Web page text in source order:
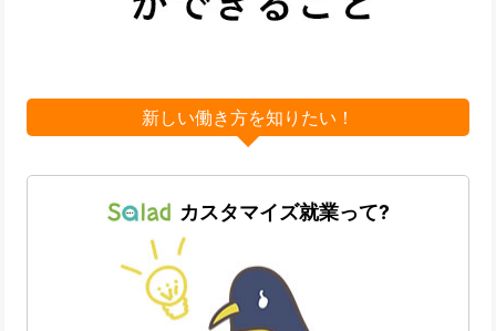
新しい働き方を知りたい！
カスタマイズ就業って?